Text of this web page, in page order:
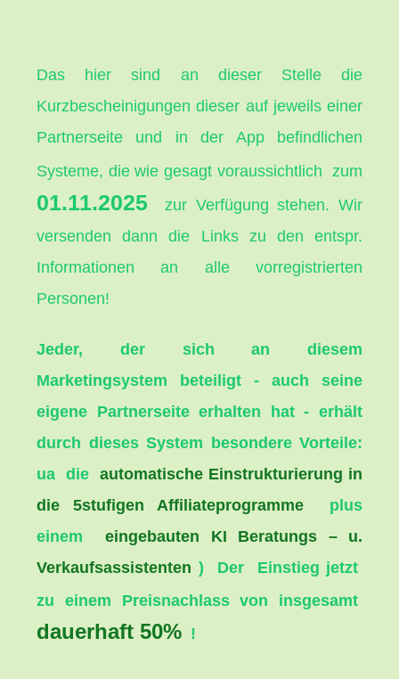
Das hier sind an dieser Stelle die
Kurzbescheinigungen dieser auf jeweils einer
Partnerseite und in der App befindlichen
Systeme, die wie gesagt voraussichtlich zum
01.11.2025
zur Verfügung stehen. Wir
versenden dann die Links zu den entspr.
Informationen an alle vorregistrierten
Personen!
Jeder, der sich an diesem
Marketingsystem beteiligt - auch seine
eigene Partnerseite erhalten hat - erhält
durch dieses System besondere Vorteile:
ua die automatische Einstrukturierung in
die 5stufigen Affiliateprogramme
plus
einem eingebauten KI Beratungs – u.
Verkaufsassistenten ) Der Einstieg jetzt
zu einem Preisnachlass von insgesamt
dauerhaft 50% !